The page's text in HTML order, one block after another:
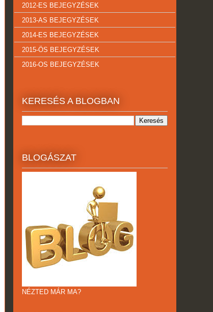
2012-ES BEJEGYZÉSEK
2013-AS BEJEGYZÉSEK
2014-ES BEJEGYZÉSEK
2015-ÖS BEJEGYZÉSEK
2016-OS BEJEGYZÉSEK
KERESÉS A BLOGBAN
BLOGÁSZAT
NÉZTED MÁR MA?